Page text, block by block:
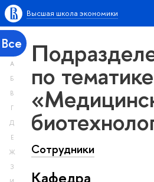
Высшая школа экономики
Все
А
Б
В
Г
Д
Е
Ж
З
по тематике
Сотрудники